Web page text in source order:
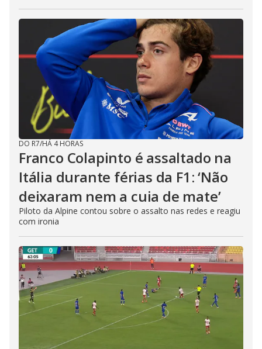
DO R7/HÁ 4 HORAS
Franco Colapinto é assaltado na
Itália durante férias da F1: ‘Não
deixaram nem a cuia de mate’
Piloto da Alpine contou sobre o assalto nas redes e reagiu
com ironia